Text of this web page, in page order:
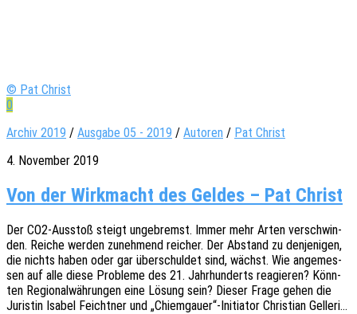
© Pat Christ
0
Archiv 2019 / Ausgabe 05 - 2019 / Autoren / Pat Christ
4. November 2019
Von der Wirkmacht des Geldes – Pat Christ
Der CO2-Ausstoß steigt unge­bremst. Immer mehr Arten verschwin­
den. Reiche werden zuneh­mend reicher. Der Abstand zu denje­ni­gen,
die nichts haben oder gar über­schul­det sind, wächst. Wie ange­mes­
sen auf alle diese Proble­me des 21. Jahr­hun­derts reagie­ren? Könn­
ten Regio­nal­wäh­run­gen eine Lösung sein? Dieser Frage gehen die
Juris­tin Isabel Feicht­ner und „Chiemgauer“-Initiator Chris­ti­an Gelleri…